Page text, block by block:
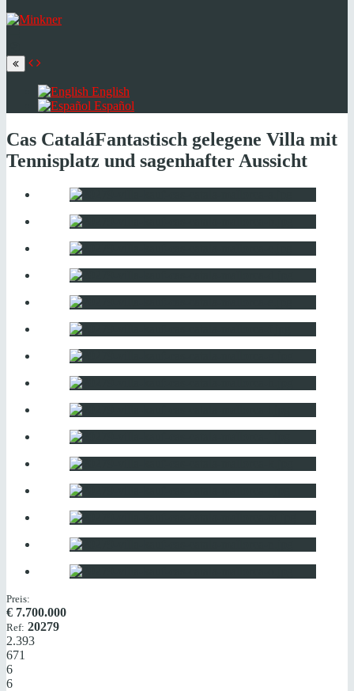
language
English
Español
Cas CataláFantastisch gelegene Villa mit
Tennisplatz und sagenhafter Aussicht
Preis:
€ 7.700.000
Ref: 20279
2.393
671
6
6